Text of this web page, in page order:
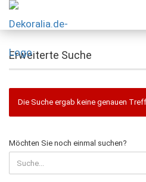
Erweiterte Suche
Die Suche ergab keine genauen
MÖCHTEN
SIE
NOCH
EINMAL
Möchten Sie noch einmal suchen?